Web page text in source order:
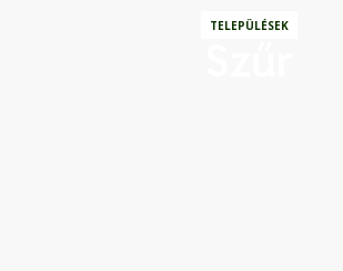
TELEPÜLÉSEK